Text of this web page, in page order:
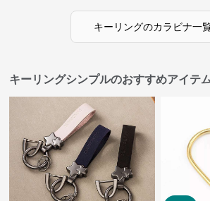
キーリングのカラビナ一
キーリングシンプルのおすすめアイテ